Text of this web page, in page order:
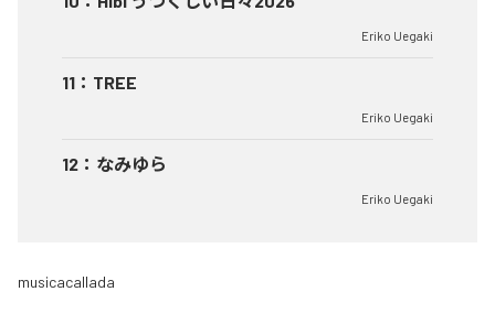
Eriko Uegaki
11 ： TREE
Eriko Uegaki
12 ： なみゆら
Eriko Uegaki
musicacallada